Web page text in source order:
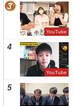
3
YouTube
4
YouTube
5